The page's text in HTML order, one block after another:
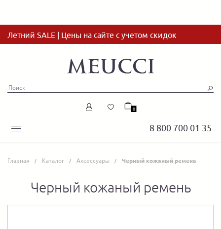
Летний SALE | Цены на сайте с учетом скидок
8 800 700 01 35
0
Главная Каталог Аксессуары Черный кожаный ремень
Черный кожаный ремень